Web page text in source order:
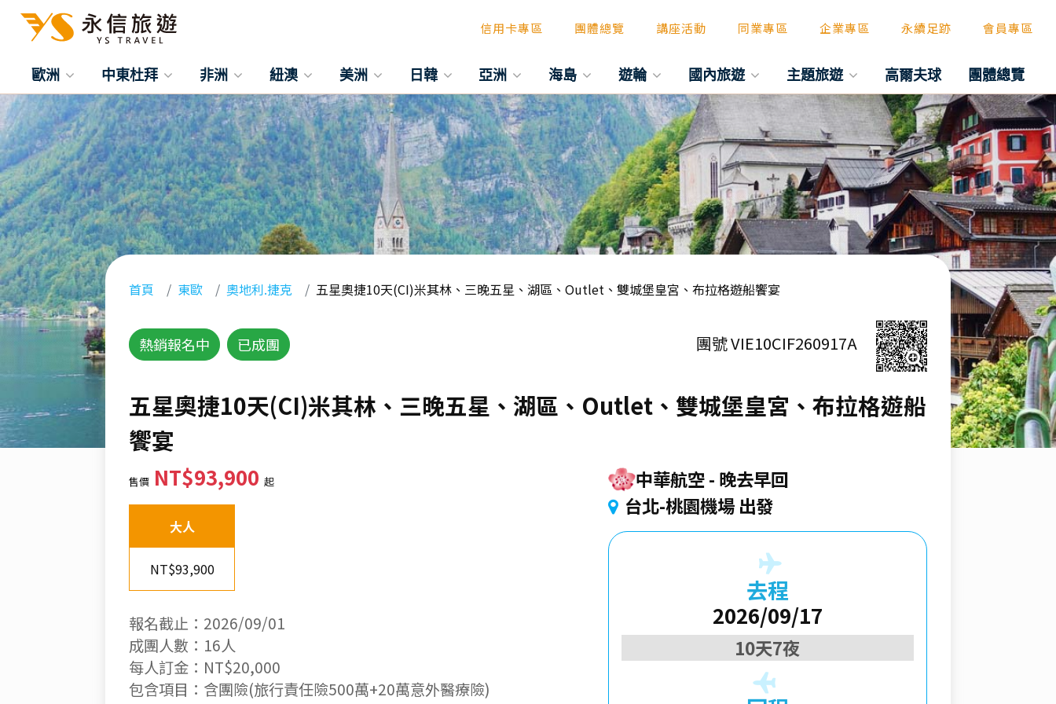
信用卡專區 團體總覽 講座活動 同業專區 企業專區 永續足跡 會員專區
歐洲 中東杜拜 非洲 紐澳 美洲 日韓 亞洲 海島 遊輪 國內旅遊 主題旅遊 高爾夫球 團體總覽
首頁 東歐 奧地利.捷克 五星奧捷10天(CI)米其林、三晚五星、湖區、Outlet、雙城堡皇宮、布拉格遊船饗宴
熱銷報名中 已成團 團號 VIE10CIF260917A
五星奧捷10天(CI)米其林、三晚五星、湖區、Outlet、雙城堡皇宮、布拉格遊船
饗宴
售價 NT$93,900起
大人
NT$93,900
報名截止：2026/09/01
成團人數：16人
每人訂金：NT$20,000
包含項目：含團險(旅行責任險500萬+20萬意外醫療險)
中華航空 晚去早回
台北-桃園機場 出發
去程
2026/09/17
10天7夜